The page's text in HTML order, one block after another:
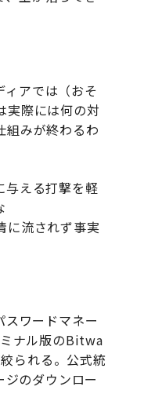
アでは（おそ
実際には何の対
組みが終わるわ
与える打撃を軽
に流されず事実
ワードマネー
ナル版のBitwa
られる。公式統
のダウンロー